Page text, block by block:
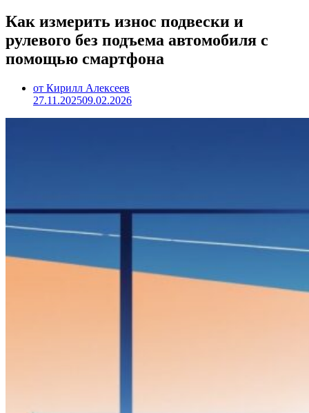
Как измерить износ подвески и
рулевого без подъема автомобиля с
помощью смартфона
от Кирилл Алексеев
27.11.202509.02.2026